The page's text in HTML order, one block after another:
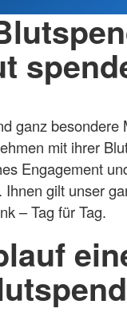
ganz besondere
mit ihrer
Engagement
Ihnen gilt unser
– Tag für Tag.